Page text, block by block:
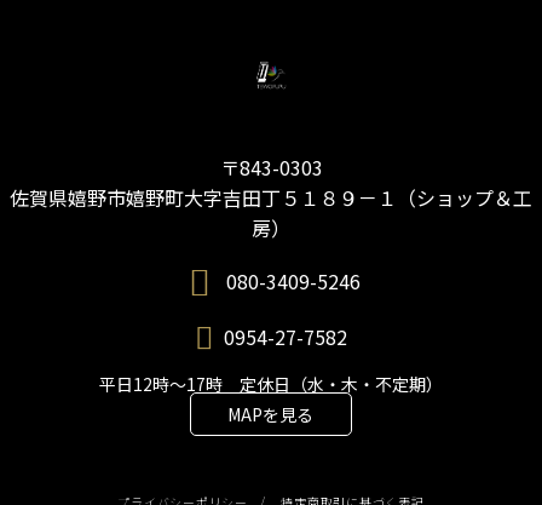
〒843-0303
佐賀県嬉野市嬉野町大字吉田丁５１８９－１（ショップ＆工
房）
080-3409-5246
0954-27-7582
平日12時～17時 定休日（水・木・不定期）
MAPを見る